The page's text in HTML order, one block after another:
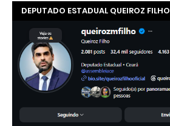
DEPUTADO ESTADUAL QUEIROZ FILHO